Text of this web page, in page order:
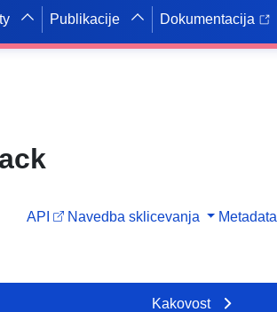
Publikacije Dokumentacija
API Navedba sklicevanja Metadata
Kakovost